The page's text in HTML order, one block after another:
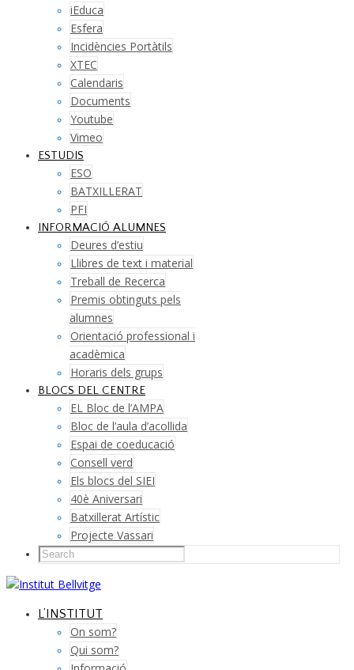
iEduca
Esfera
Incidències Portàtils
XTEC
Calendaris
Documents
Youtube
Vimeo
ESTUDIS
ESO
BATXILLERAT
PFI
INFORMACIÓ ALUMNES
Deures d’estiu
Llibres de text i material
Treball de Recerca
Premis obtinguts pels
alumnes
Orientació professional i
acadèmica
Horaris dels grups
BLOCS DEL CENTRE
EL Bloc de l’AMPA
Bloc de l’aula d’acollida
Espai de coeducació
Consell verd
Els blocs del SIEI
40è Aniversari
Batxillerat Artístic
Projecte Vassari
L’INSTITUT
On som?
Qui som?